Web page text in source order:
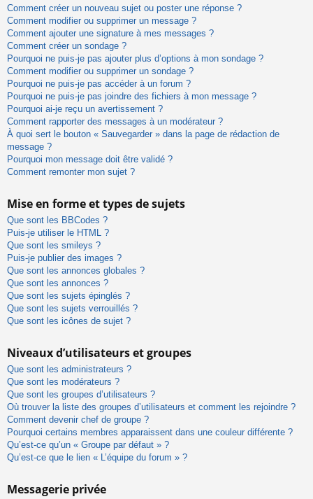
Comment créer un nouveau sujet ou poster une réponse ?
Comment modifier ou supprimer un message ?
Comment ajouter une signature à mes messages ?
Comment créer un sondage ?
Pourquoi ne puis-je pas ajouter plus d’options à mon sondage ?
Comment modifier ou supprimer un sondage ?
Pourquoi ne puis-je pas accéder à un forum ?
Pourquoi ne puis-je pas joindre des fichiers à mon message ?
Pourquoi ai-je reçu un avertissement ?
Comment rapporter des messages à un modérateur ?
À quoi sert le bouton « Sauvegarder » dans la page de rédaction de
message ?
Pourquoi mon message doit être validé ?
Comment remonter mon sujet ?
Mise en forme et types de sujets
Que sont les BBCodes ?
Puis-je utiliser le HTML ?
Que sont les smileys ?
Puis-je publier des images ?
Que sont les annonces globales ?
Que sont les annonces ?
Que sont les sujets épinglés ?
Que sont les sujets verrouillés ?
Que sont les icônes de sujet ?
Niveaux d’utilisateurs et groupes
Que sont les administrateurs ?
Que sont les modérateurs ?
Que sont les groupes d’utilisateurs ?
Où trouver la liste des groupes d’utilisateurs et comment les rejoindre ?
Comment devenir chef de groupe ?
Pourquoi certains membres apparaissent dans une couleur différente ?
Qu’est-ce qu’un « Groupe par défaut » ?
Qu’est-ce que le lien « L’équipe du forum » ?
Messagerie privée